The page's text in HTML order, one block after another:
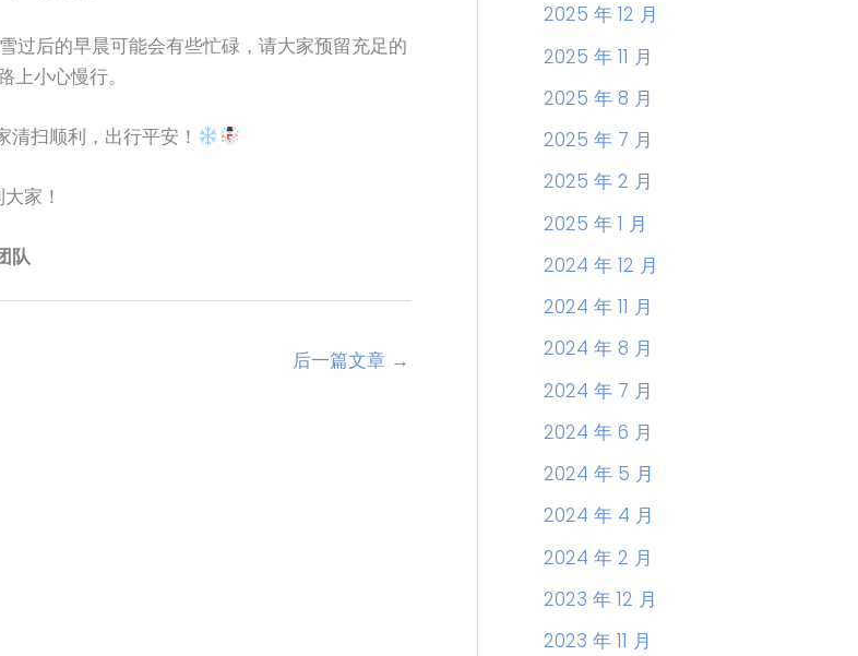
过后的早晨可能会有些忙碌，请大家预留充足的
上小心慢行。
扫顺利，出行平安！
家！
队
后一篇文章 →
2025 年 12 月
2025 年 11 月
2025 年 8 月
2025 年 7 月
2025 年 2 月
2025 年 1 月
2024 年 12 月
2024 年 11 月
2024 年 8 月
2024 年 7 月
2024 年 6 月
2024 年 5 月
2024 年 4 月
2024 年 2 月
2023 年 12 月
2023 年 11 月